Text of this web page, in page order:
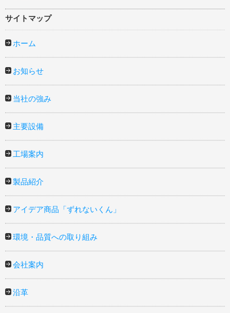
サイトマップ
ホーム
お知らせ
当社の強み
主要設備
工場案内
製品紹介
アイデア商品「ずれないくん」
環境・品質への取り組み
会社案内
沿革